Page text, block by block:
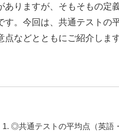
ありますが、そもそもの定
す。今回は、共通テストの
点などとともにご紹介します
◎共通テストの平均点（英語